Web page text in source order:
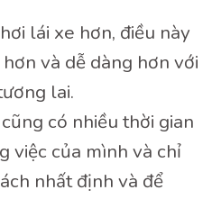
lái xe hơn, điều này
và dễ dàng hơn với
lai.
có nhiều thời gian
việc của mình và chỉ
nhất định và để